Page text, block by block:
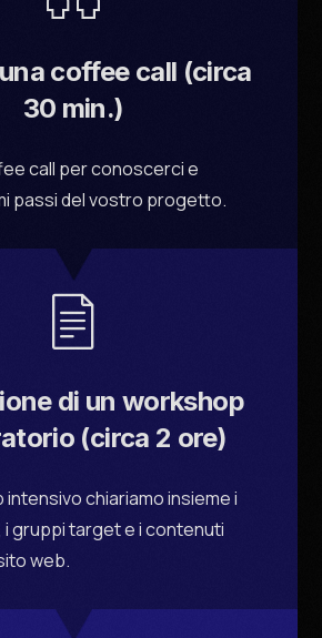
coffee call (circa
30 min.)
call per conoscerci e
passi del vostro progetto.
di un workshop
(circa 2 ore)
intensivo chiariamo insieme i
gruppi target e i contenuti
web.